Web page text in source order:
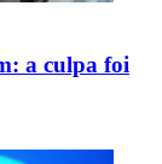
a culpa foi